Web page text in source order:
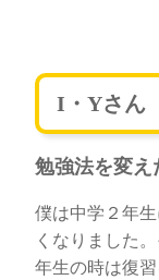
I・Yさん
勉強法を変え
僕は中学２年
くなりました
年生の時は復